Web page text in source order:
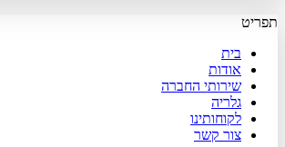
תפריט
בית
אודות
שירותי החברה
גלריה
לקוחותינו
צור קשר